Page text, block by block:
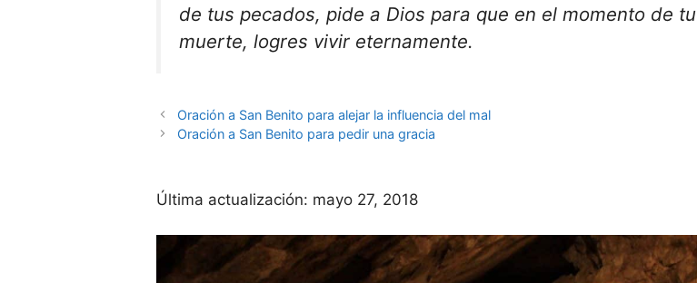
de tus pecados, pide a Dios para que en el momento de tu
muerte, logres vivir eternamente.
Oración a San Benito para alejar la influencia del mal
Oración a San Benito para pedir una gracia
Última actualización: mayo 27, 2018